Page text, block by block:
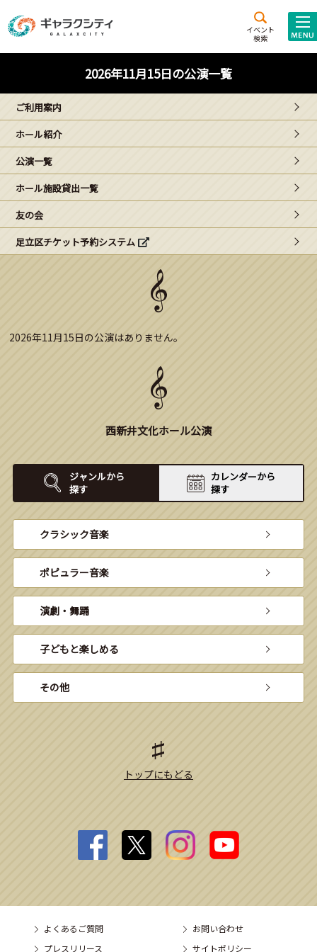
イベント
検索
施設案内
西新井
文化ホール
ギャラクシティとは
こどもみーてぃんぐ
Gがくえん
ブランドからのお知らせ
2026年11月15日の公演一覧
ご利用案内
ホール紹介
公演一覧
ホール施設貸出一覧
友の会
足立区チケット予約システム
2026年11月15日の公演はありません。
西新井文化ホール公演
ジャンルから
探す
カレンダーから
探す
クラシック音楽
ポピュラー音楽
演劇・舞踊
子どもと楽しめる
その他
トップにもどる
よくあるご質問
お問い合わせ
プレスリリース
サイトポリシー